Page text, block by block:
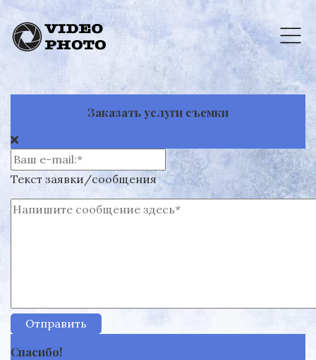
Заказать услуги съемки
Текст заявки/сообщения
Отправить
Спасибо!